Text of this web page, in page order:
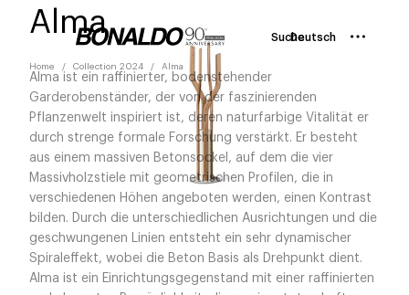
SucheDeutsch
Home Collection 2024 Alma
Alma
Alma ist ein raffinierter, bodenstehender
Garderobenständer, der von der faszinierenden
Pflanzenwelt inspiriert ist, deren naturfarbige Vitalität er
durch strenge formale Forschung verstärkt. Er besteht
aus einem massiven Betonsockel, auf dem die vier
Massivholzstiele mit geometrischen Profilen, die in
verschiedenen Höhen angeboten werden, einen Kontrast
bilden. Durch die unterschiedlichen Ausrichtungen und die
geschwungenen Linien entsteht ein sehr dynamischer
Spiraleffekt, wobei die Beton Basis als Drehpunkt dient.
Alma ist ein Einrichtungsgegenstand mit einer raffinierten